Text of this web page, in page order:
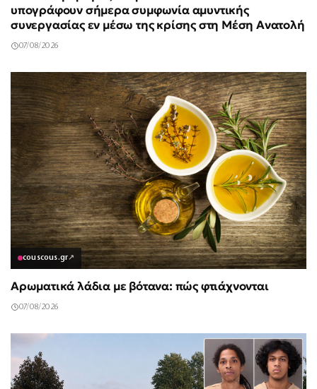
υπογράφουν σήμερα συμφωνία αμυντικής
συνεργασίας εν μέσω της κρίσης στη Μέση Ανατολή
07/08/2026
couscous.gr↗
Αρωματικά λάδια με βότανα: πώς φτιάχνονται
07/08/2026